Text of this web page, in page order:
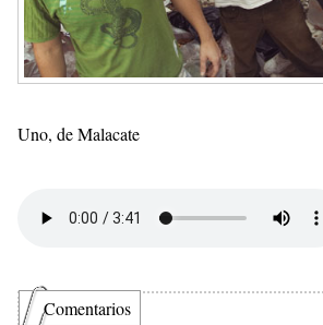
Uno, de Malacate
Comentarios